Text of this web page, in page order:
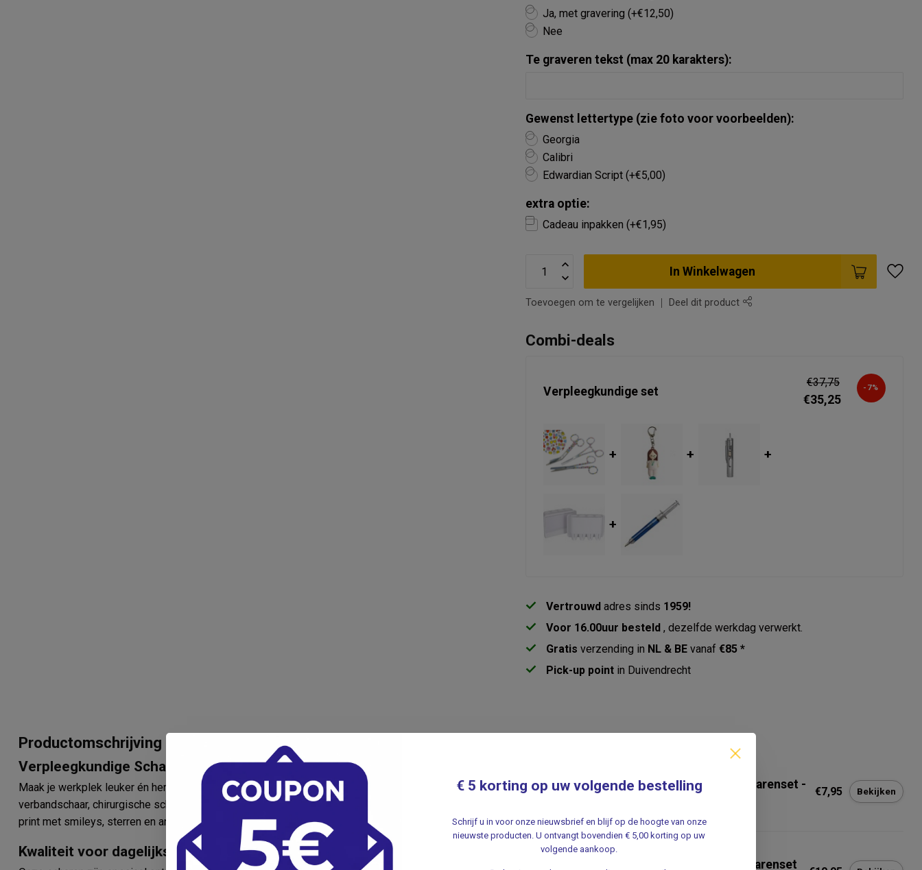
Ja, met gravering (+€12,50)
Nee
Te graveren tekst (max 20 karakters):
Gewenst lettertype (zie foto voor voorbeelden):
Georgia
Calibri
Edwardian Script (+€5,00)
extra optie:
Cadeau inpakken (+€1,95)
In Winkelwagen
Toevoegen om te vergelijken Deel dit product
Combi-deals
Verpleegkundige set
€37,75
€35,25
-7%
+ + +
+
Vertrouwd adres sinds 1959!
Voor 16.00uur besteld, dezelfde werkdag verwerkt.
Gratis verzending in NL & BE vanaf€85 *
Pick-up point in Duivendrecht
Productomschrijving
Verpleegkundige Scharenset met Naam – Sixties Spirit
Maak je werkplek leuker én herkenbaar met deze verpleegkundige scharenset. De set bestaat uit een
verbandschaar, chirurgische schaar en kocher. Deze uitvoering heeft de
print met smileys, sterren en andere hippie icoontjes.
Kwaliteit voor dagelijks gebruik
Satillo Verpleegkundige Scharenset -
Medical Minds
€7,95 Bekijken
SATILLO
Satillo Verpleegkundige scharenset
€ 5 korting op uw volgende bestelling
Schrijf u in voor onze nieuwsbrief en blijf op de hoogte van onze
nieuwste producten. U ontvangt bovendien € 5,00 korting op uw
volgende aankoop.